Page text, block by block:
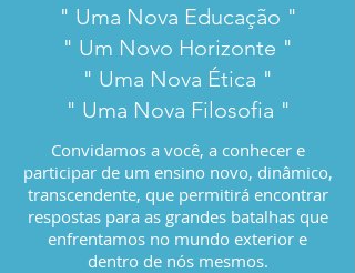
" Uma Nova Educação "
" Um Novo Horizonte "
" Uma Nova Ética "
" Uma Nova Filosofia "
Convidamos a você, a conhecer e
participar de um ensino novo, dinâmico,
transcendente, que permitirá encontrar
respostas para as grandes batalhas que
enfrentamos no mundo exterior e
dentro de nós mesmos.